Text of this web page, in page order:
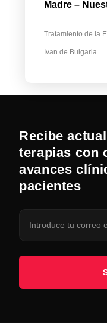
Madre –
Tratamiento de la
Ivan de Bulgaria
Recibe
terapias con
avances
pacientes